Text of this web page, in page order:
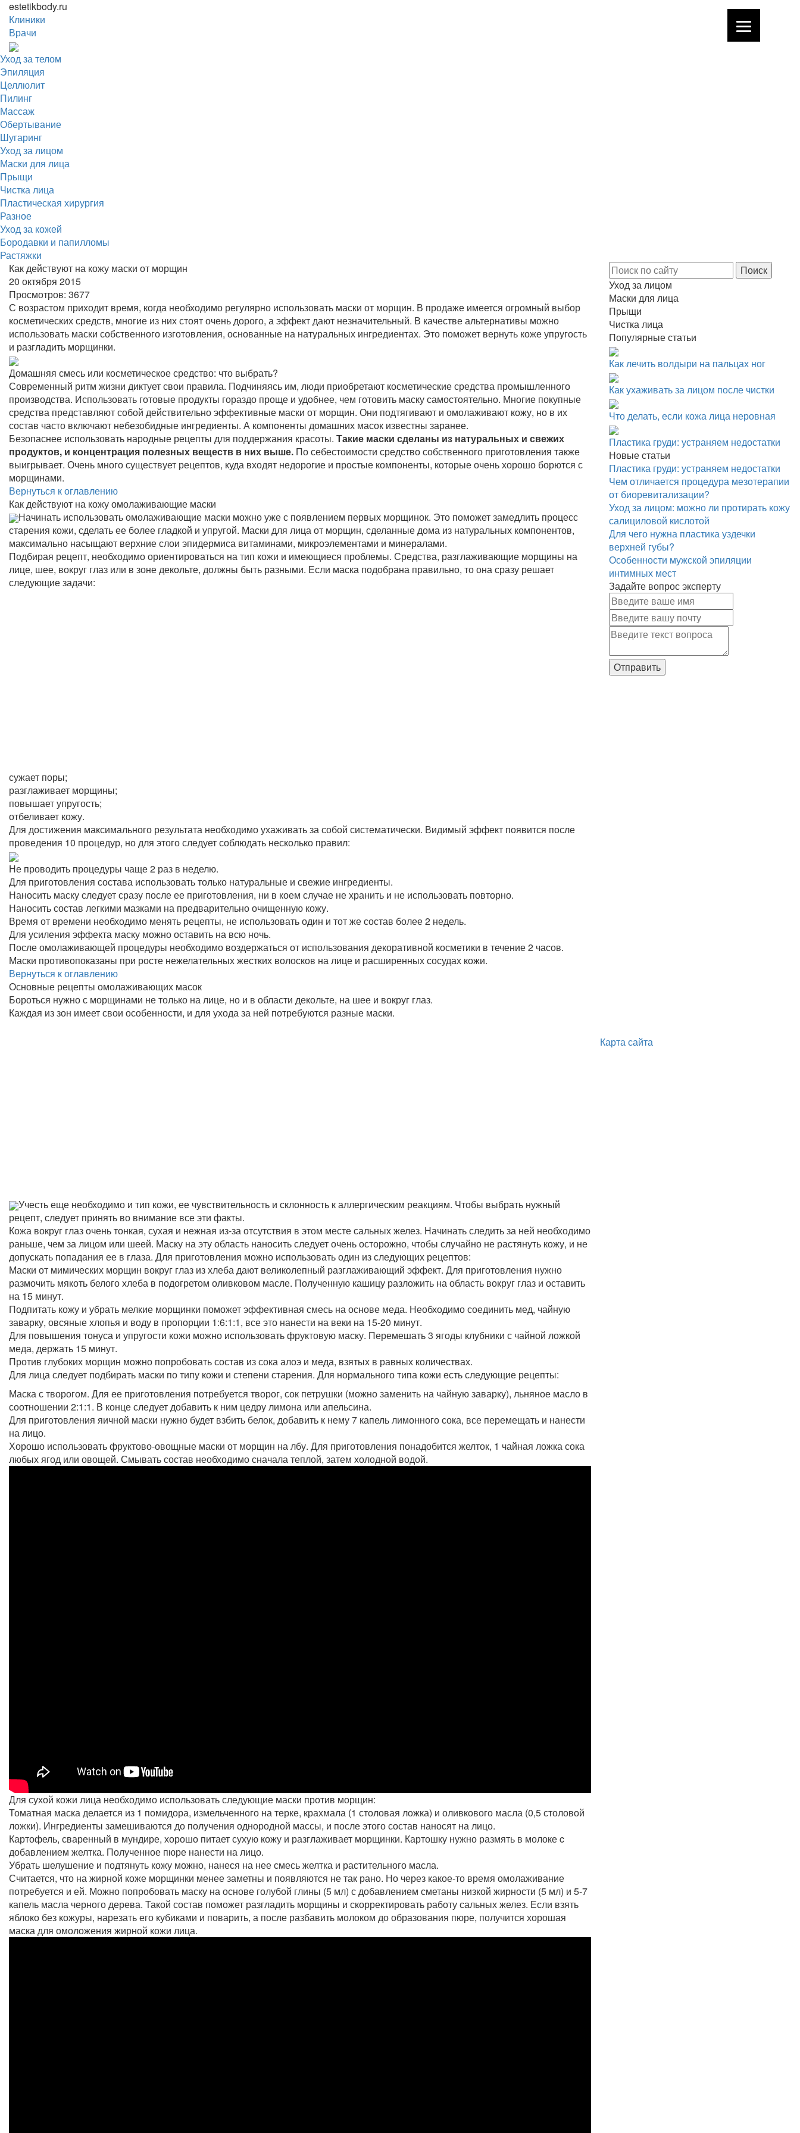
estetikbody.ru
Клиники
Врачи
Уход за телом
Эпиляция
Целлюлит
Пилинг
Массаж
Обертывание
Шугаринг
Уход за лицом
Маски для лица
Прыщи
Чистка лица
Пластическая хирургия
Разное
Уход за кожей
Бородавки и папилломы
Растяжки
Как действуют на кожу маски от морщин
20 октября 2015
Просмотров: 3677
С возрастом приходит время, когда необходимо регулярно использовать маски от морщин. В продаже имеется огромный выбор
косметических средств, многие из них стоят очень дорого, а эффект дают незначительный. В качестве альтернативы можно
использовать маски собственного изготовления, основанные на натуральных ингредиентах. Это поможет вернуть коже упругость
и разгладить морщинки.
Домашняя смесь или косметическое средство: что выбрать?
Современный ритм жизни диктует свои правила. Подчиняясь им, люди приобретают косметические средства промышленного
производства. Использовать готовые продукты гораздо проще и удобнее, чем готовить маску самостоятельно. Многие покупные
средства представляют собой действительно эффективные маски от морщин. Они подтягивают и омолаживают кожу, но в их
состав часто включают небезобидные ингредиенты. А компоненты домашних масок известны заранее.
Безопаснее использовать народные рецепты для поддержания красоты. Такие маски сделаны из натуральных и свежих
продуктов, и концентрация полезных веществ в них выше. По себестоимости средство собственного приготовления также
выигрывает. Очень много существует рецептов, куда входят недорогие и простые компоненты, которые очень хорошо борются с
морщинами.
Вернуться к оглавлению
Как действуют на кожу омолаживающие маски
Начинать использовать омолаживающие маски можно уже с появлением первых морщинок. Это поможет замедлить процесс
старения кожи, сделать ее более гладкой и упругой. Маски для лица от морщин, сделанные дома из натуральных компонентов,
максимально насыщают верхние слои эпидермиса витаминами, микроэлементами и минералами.
Подбирая рецепт, необходимо ориентироваться на тип кожи и имеющиеся проблемы. Средства, разглаживающие морщины на
лице, шее, вокруг глаз или в зоне декольте, должны быть разными. Если маска подобрана правильно, то она сразу решает
следующие задачи:
сужает поры;
разглаживает морщины;
повышает упругость;
отбеливает кожу.
Для достижения максимального результата необходимо ухаживать за собой систематически. Видимый эффект появится после
проведения 10 процедур, но для этого следует соблюдать несколько правил:
Не проводить процедуры чаще 2 раз в неделю.
Для приготовления состава использовать только натуральные и свежие ингредиенты.
Наносить маску следует сразу после ее приготовления, ни в коем случае не хранить и не использовать повторно.
Наносить состав легкими мазками на предварительно очищенную кожу.
Время от времени необходимо менять рецепты, не использовать один и тот же состав более 2 недель.
Для усиления эффекта маску можно оставить на всю ночь.
После омолаживающей процедуры необходимо воздержаться от использования декоративной косметики в течение 2 часов.
Маски противопоказаны при росте нежелательных жестких волосков на лице и расширенных сосудах кожи.
Вернуться к оглавлению
Основные рецепты омолаживающих масок
Бороться нужно с морщинами не только на лице, но и в области декольте, на шее и вокруг глаз.
Каждая из зон имеет свои особенности, и для ухода за ней потребуются разные маски.
Учесть еще необходимо и тип кожи, ее чувствительность и склонность к аллергическим реакциям. Чтобы выбрать нужный
рецепт, следует принять во внимание все эти факты.
Кожа вокруг глаз очень тонкая, сухая и нежная из-за отсутствия в этом месте сальных желез. Начинать следить за ней необходимо
раньше, чем за лицом или шеей. Маску на эту область наносить следует очень осторожно, чтобы случайно не растянуть кожу, и не
допускать попадания ее в глаза. Для приготовления можно использовать один из следующих рецептов:
Маски от мимических морщин вокруг глаз из хлеба дают великолепный разглаживающий эффект. Для приготовления нужно
размочить мякоть белого хлеба в подогретом оливковом масле. Полученную кашицу разложить на область вокруг глаз и оставить
на 15 минут.
Подпитать кожу и убрать мелкие морщинки поможет эффективная смесь на основе меда. Необходимо соединить мед, чайную
заварку, овсяные хлопья и воду в пропорции 1:6:1:1, все это нанести на веки на 15-20 минут.
Для повышения тонуса и упругости кожи можно использовать фруктовую маску. Перемешать 3 ягоды клубники с чайной ложкой
меда, держать 15 минут.
Против глубоких морщин можно попробовать состав из сока алоэ и меда, взятых в равных количествах.
Для лица следует подбирать маски по типу кожи и степени старения. Для нормального типа кожи есть следующие рецепты:
Маска с творогом. Для ее приготовления потребуется творог, сок петрушки (можно заменить на чайную заварку), льняное масло в
соотношении 2:1:1. В конце следует добавить к ним цедру лимона или апельсина.
Для приготовления яичной маски нужно будет взбить белок, добавить к нему 7 капель лимонного сока, все перемещать и нанести
на лицо.
Хорошо использовать фруктово-овощные маски от морщин на лбу. Для приготовления понадобится желток, 1 чайная ложка сока
любых ягод или овощей. Смывать состав необходимо сначала теплой, затем холодной водой.
Для сухой кожи лица необходимо использовать следующие маски против морщин:
Томатная маска делается из 1 помидора, измельченного на терке, крахмала (1 столовая ложка) и оливкового масла (0,5 столовой
ложки). Ингредиенты замешиваются до получения однородной массы, и после этого состав наносят на лицо.
Картофель, сваренный в мундире, хорошо питает сухую кожу и разглаживает морщинки. Картошку нужно размять в молоке c
добавлением желтка. Полученное пюре нанести на лицо.
Убрать шелушение и подтянуть кожу можно, нанеся на нее смесь желтка и растительного масла.
Считается, что на жирной коже морщинки менее заметны и появляются не так рано. Но через какое-то время омолаживание
потребуется и ей. Можно попробовать маску на основе голубой глины (5 мл) с добавлением сметаны низкой жирности (5 мл) и 5-7
капель масла черного дерева. Такой состав поможет разгладить морщины и скорректировать работу сальных желез. Если взять
яблоко без кожуры, нарезать его кубиками и поварить, а после разбавить молоком до образования пюре, получится хорошая
маска для омоложения жирной кожи лица.
Уход за лицом
Маски для лица
Прыщи
Чистка лица
Популярные статьи
Как лечить волдыри на пальцах ног
Как ухаживать за лицом после чистки
Что делать, если кожа лица неровная
Пластика груди: устраняем недостатки
Новые статьи
Пластика груди: устраняем недостатки
Чем отличается процедура мезотерапии
от биоревитализации?
Уход за лицом: можно ли протирать кожу
салициловой кислотой
Для чего нужна пластика уздечки
верхней губы?
Особенности мужской эпиляции
интимных мест
Задайте вопрос эксперту
Карта сайта